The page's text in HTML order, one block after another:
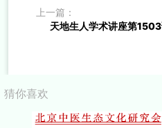
上一篇：
天地生人学术讲座第
猜你喜欢